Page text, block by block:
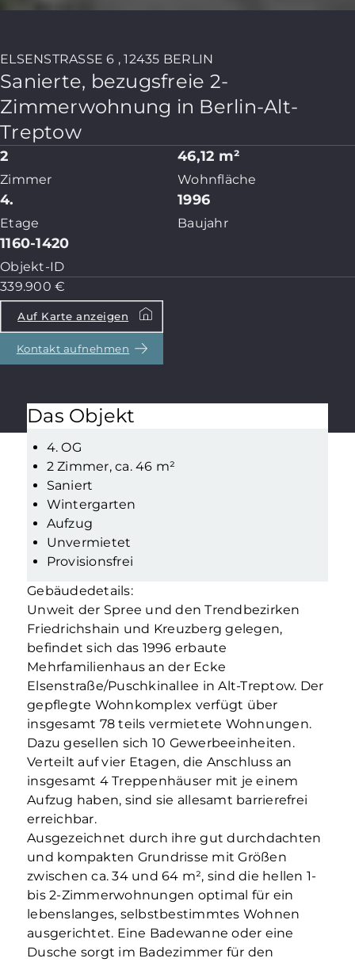
ELSENSTRASSE 6 , 12435 BERLIN
Sanierte, bezugsfreie 2-
Zimmerwohnung in Berlin-Alt-
Treptow
2
Zimmer
46,12 m²
Wohnfläche
4.
Etage
1996
Baujahr
1160-1420
Objekt-ID
339.900 €
Auf Karte anzeigen
Kontakt aufnehmen
Das Objekt
4. OG
2 Zimmer, ca. 46 m²
Saniert
Wintergarten
Aufzug
Unvermietet
Provisionsfrei
Gebäudedetails:
Unweit der Spree und den Trendbezirken
Friedrichshain und Kreuzberg gelegen,
befindet sich das 1996 erbaute
Mehrfamilienhaus an der Ecke
Elsenstraße/Puschkinallee in Alt-Treptow. Der
gepflegte Wohnkomplex verfügt über
insgesamt 78 teils vermietete Wohnungen.
Dazu gesellen sich 10 Gewerbeeinheiten.
Verteilt auf vier Etagen, die Anschluss an
insgesamt 4 Treppenhäuser mit je einem
Aufzug haben, sind sie allesamt barrierefrei
erreichbar.
Ausgezeichnet durch ihre gut durchdachten
und kompakten Grundrisse mit Größen
zwischen ca. 34 und 64 m², sind die hellen 1-
bis 2-Zimmerwohnungen optimal für ein
lebenslanges, selbstbestimmtes Wohnen
ausgerichtet. Eine Badewanne oder eine
Dusche sorgt im Badezimmer für den